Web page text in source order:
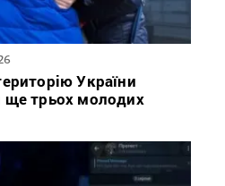
України
ще трьох молодих